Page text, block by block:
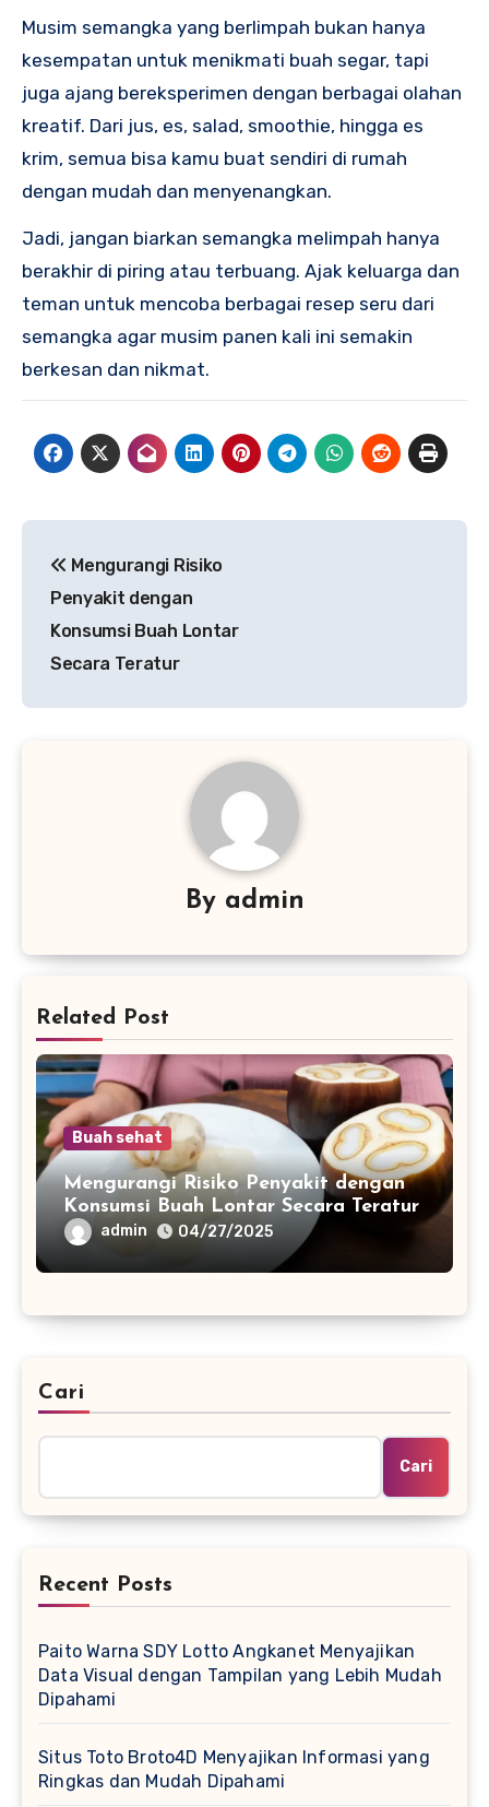
Musim semangka yang berlimpah bukan hanya
kesempatan untuk menikmati buah segar, tapi
juga ajang bereksperimen dengan berbagai olahan
kreatif. Dari jus, es, salad, smoothie, hingga es
krim, semua bisa kamu buat sendiri di rumah
dengan mudah dan menyenangkan.
Jadi, jangan biarkan semangka melimpah hanya
berakhir di piring atau terbuang. Ajak keluarga dan
teman untuk mencoba berbagai resep seru dari
semangka agar musim panen kali ini semakin
berkesan dan nikmat.
pos
Mengurangi Risiko
Penyakit dengan
Konsumsi Buah Lontar
Secara Teratur
By admin
Related Post
Buah sehat
Mengurangi Risiko Penyakit dengan
Konsumsi Buah Lontar Secara Teratur
admin 04/27/2025
Cari
Cari
Recent Posts
Paito Warna SDY Lotto Angkanet Menyajikan
Data Visual dengan Tampilan yang Lebih Mudah
Dipahami
Situs Toto Broto4D Menyajikan Informasi yang
Ringkas dan Mudah Dipahami